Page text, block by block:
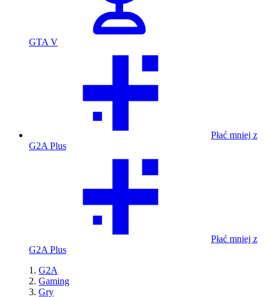
GTA V
Płać mniej z
G2A Plus
Płać mniej z
G2A Plus
G2A
Gaming
Gry